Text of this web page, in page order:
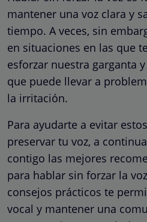
mantener una voz clara y
tiempo. A veces, sin
en situaciones en las que
esforzar nuestra garganta
que puede llevar a
la irritación.
Para ayudarte a evitar
preservar tu voz, a
contigo las mejores
para hablar sin forzar la
consejos prácticos te
vocal y mantener una